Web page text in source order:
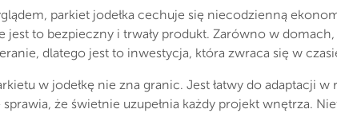
parkiet jodełka cechuje się niecodzienną
jest to bezpieczny i trwały produkt. Zarówno w
dlatego jest to inwestycja, która zwraca się w
w jodełkę nie zna granic. Jest łatwy do adaptacji
że świetnie uzupełnia każdy projekt wnętrza.